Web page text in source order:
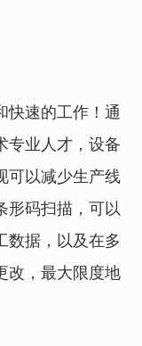
快速的工作！通
专业人才，设备
可以减少生产线
形码扫描，可以
数据，以及在多
改，最大限度地